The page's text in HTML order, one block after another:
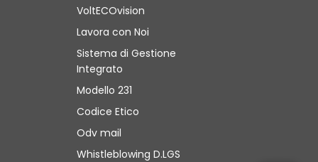
VoltECOvision
Lavora con Noi
Sistema di Gestione
Integrato
Modello 231
Codice Etico
Odv mail
Whistleblowing D.LGS